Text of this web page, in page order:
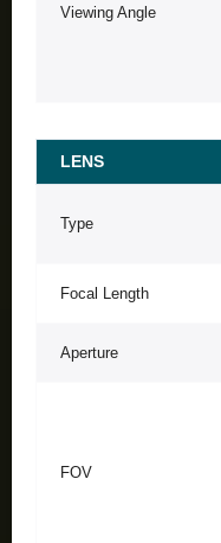
Viewing Angle
LENS
Type
Focal Length
Aperture
FOV